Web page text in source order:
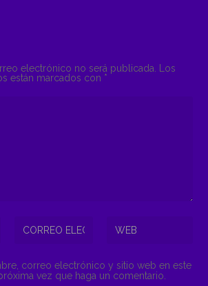
electrónico no será publicada. Los
están marcados con *
correo electrónico y sitio web en este
vez que haga un comentario.